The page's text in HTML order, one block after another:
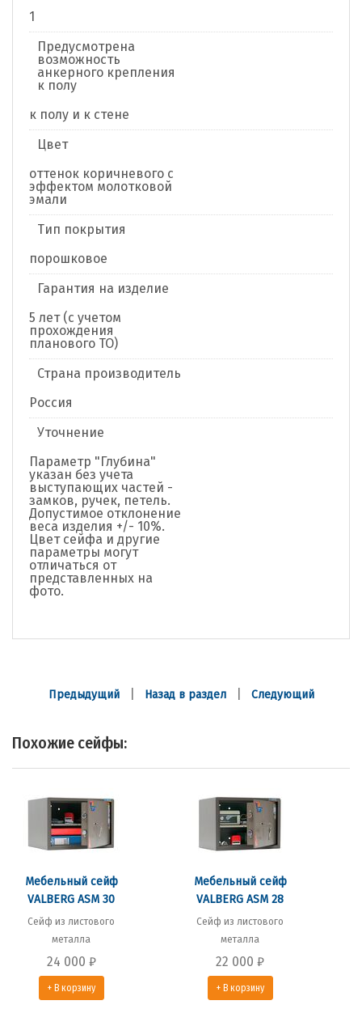
1
Предусмотрена
возможность
анкерного крепления
к полу
к полу и к стене
Цвет
оттенок коричневого с
эффектом молотковой
эмали
Тип покрытия
порошковое
Гарантия на изделие
5 лет (с учетом
прохождения
планового ТО)
Страна производитель
Россия
Уточнение
Параметр "Глубина"
указан без учета
выступающих частей -
замков, ручек, петель.
Допустимое отклонение
веса изделия +/- 10%.
Цвет сейфа и другие
параметры могут
отличаться от
представленных на
фото.
Предыдущий| Назад в раздел| Следующий
Похожие сейфы:
Мебельный сейф
VALBERG ASM 30
Сейф из листового
металла
24 000 ₽
+ В корзину
Мебельный сейф
VALBERG ASM 28
Сейф из листового
металла
22 000 ₽
+ В корзину